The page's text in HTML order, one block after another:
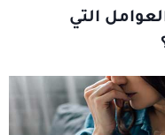
التي